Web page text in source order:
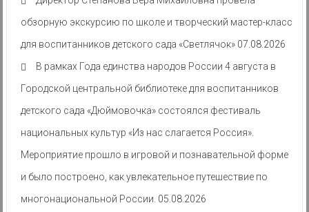
обзорную экскурсию по школе и творческий мастер-класс
для воспитанников детского сада «Светлячок» 07.08.2026
В рамках Года единства народов России 4 августа в
Городской центральной библиотеке для воспитанников
детского сада «Дюймовочка» состоялся фестиваль
национальных культур «Из нас слагается Россия».
Мероприятие прошло в игровой и познавательной форме
и было построено, как увлекательное путешествие по
многонациональной России. 05.08.2026